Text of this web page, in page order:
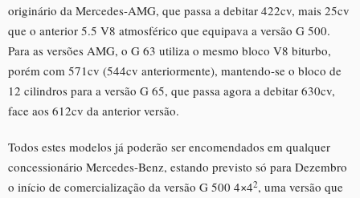
originário da Mercedes-AMG, que passa a debitar 422cv, mais 25cv
que o anterior 5.5 V8 atmosférico que equipava a versão G 500.
Para as versões AMG, o G 63 utiliza o mesmo bloco V8 biturbo,
porém com 571cv (544cv anteriormente), mantendo-se o bloco de
12 cilindros para a versão G 65, que passa agora a debitar 630cv,
face aos 612cv da anterior versão.
Todos estes modelos já poderão ser encomendados em qualquer
concessionário Mercedes-Benz, estando previsto só para Dezembro
o início de comercialização da versão G 500 4×42, uma versão que